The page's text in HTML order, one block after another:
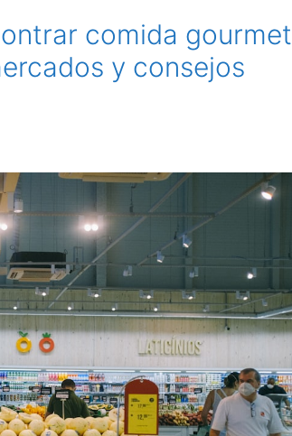
comida gourmet
y consejos